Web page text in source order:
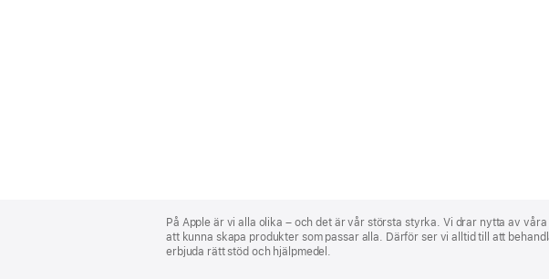
Footer
På Apple är vi alla olika – och det är vår största styrka. Vi drar nytta av
att kunna skapa produkter som passar alla. Därför ser vi alltid till att
erbjuda rätt stöd och hjälpmedel.